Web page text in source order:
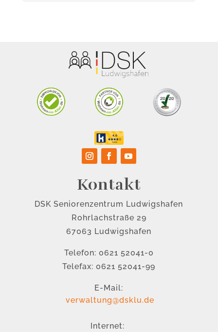
Kontakt
DSK Seniorenzentrum Ludwigshafen
Rohrlachstraße 29
67063 Ludwigshafen
Telefon: 0621 52041-0
Telefax: 0621 52041-99
E-Mail:
verwaltung@dsklu.de
Internet: